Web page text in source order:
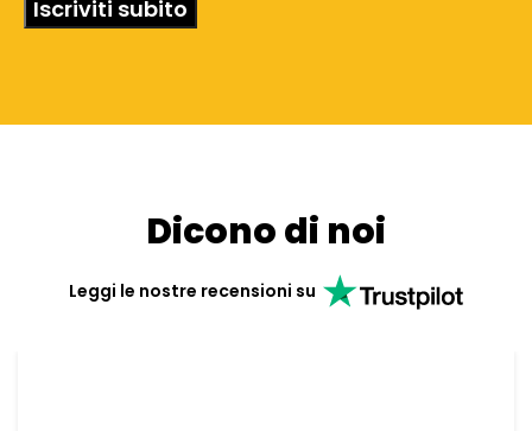
Dicono di noi
Leggi le nostre recensioni su